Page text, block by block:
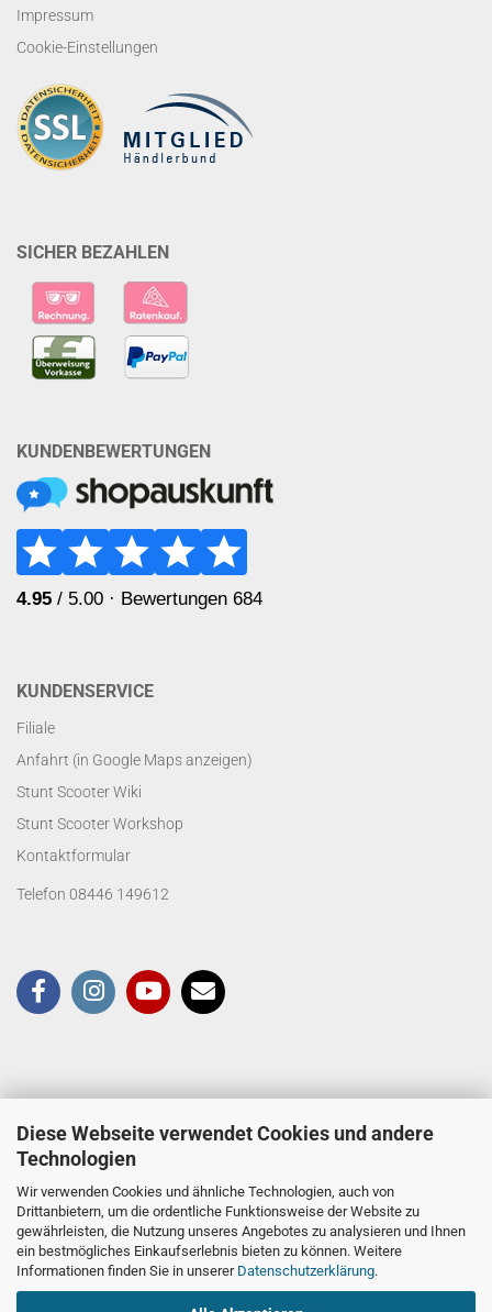
Diese Webseite verwendet Cookies und andere
Technologien
Wir verwenden Cookies und ähnliche Technologien, auch von
Drittanbietern, um die ordentliche Funktionsweise der Website zu
gewährleisten, die Nutzung unseres Angebotes zu analysieren und Ihnen
ein bestmögliches Einkaufserlebnis bieten zu können. Weitere
Informationen finden Sie in unserer Datenschutzerklärung.
Impressum
Cookie-Einstellungen
SICHER BEZAHLEN
KUNDENBEWERTUNGEN
KUNDENSERVICE
Filiale
Anfahrt (in Google Maps anzeigen)
Stunt Scooter Wiki
Stunt Scooter Workshop
Kontaktformular
Telefon 08446 149612